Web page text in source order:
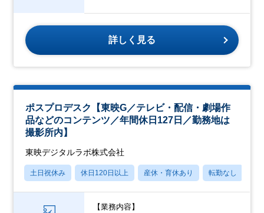
詳しく見る
ポスプロデスク【東映G／テレビ・配信・劇場作
品などのコンテンツ／年間休日127日／勤務地は
撮影所内】
東映デジタルラボ株式会社
土日祝休み 休日120日以上 産休・育休あり 転勤なし
【業務内容】